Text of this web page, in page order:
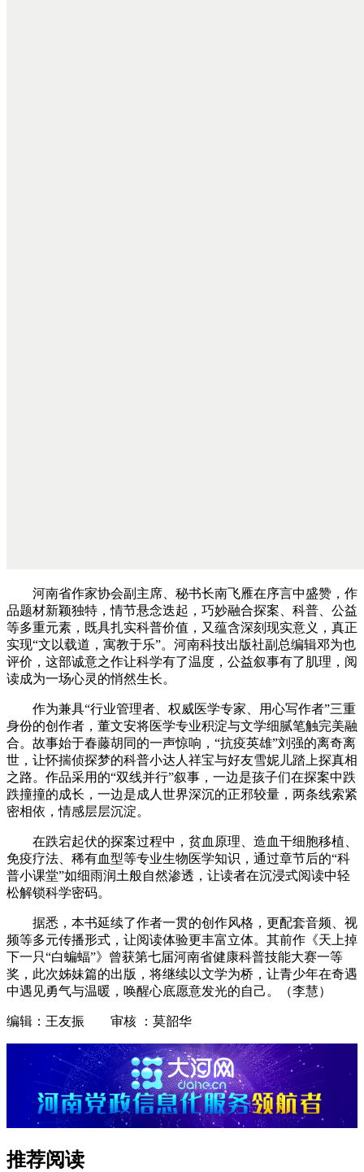
河南省作家协会副主席、秘书长南飞雁在序言中盛赞，作
品题材新颖独特，情节悬念迭起，巧妙融合探案、科普、公益
等多重元素，既具扎实科普价值，又蕴含深刻现实意义，真正
实现“文以载道，寓教于乐”。河南科技出版社副总编辑邓为也
评价，这部诚意之作让科学有了温度，公益叙事有了肌理，阅
读成为一场心灵的悄然生长。
作为兼具“行业管理者、权威医学专家、用心写作者”三重
身份的创作者，董文安将医学专业积淀与文学细腻笔触完美融
合。故事始于春藤胡同的一声惊响，“抗疫英雄”刘强的离奇离
世，让怀揣侦探梦的科普小达人祥宝与好友雪妮儿踏上探真相
之路。作品采用的“双线并行”叙事，一边是孩子们在探案中跌
跌撞撞的成长，一边是成人世界深沉的正邪较量，两条线索紧
密相依，情感层层沉淀。
在跌宕起伏的探案过程中，贫血原理、造血干细胞移植、
免疫疗法、稀有血型等专业生物医学知识，通过章节后的“科
普小课堂”如细雨润土般自然渗透，让读者在沉浸式阅读中轻
松解锁科学密码。
据悉，本书延续了作者一贯的创作风格，更配套音频、视
频等多元传播形式，让阅读体验更丰富立体。其前作《天上掉
下一只“白蝙蝠”》曾获第七届河南省健康科普技能大赛一等
奖，此次姊妹篇的出版，将继续以文学为桥，让青少年在奇遇
中遇见勇气与温暖，唤醒心底愿意发光的自己。（李慧）
编辑：王友振 审核 ：莫韶华
推荐阅读